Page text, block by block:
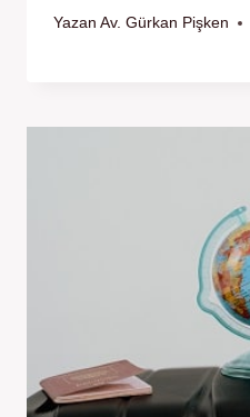
Yazan Av. Gürkan Pişken